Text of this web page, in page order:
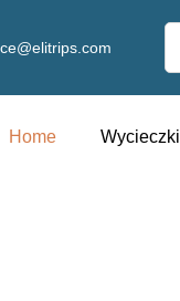
Home Wycieczki